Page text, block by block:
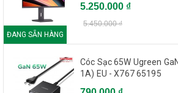
ĐANG SẴN HÀNG
5.250.000 ₫
5.450.000 ₫
Cóc Sạc 65W Ugreen
1A) EU - X767 65195